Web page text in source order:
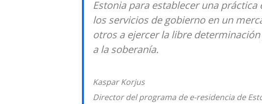
Estonia para establecer una
los servicios de gobierno en un
otros a ejercer la libre
a la soberanía.
Kaspar Korjus
Director del programa de e-residencia de